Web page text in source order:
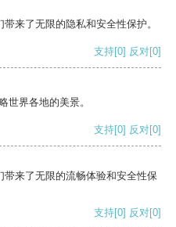
来了无限的隐私和安全性保护。
支持[0] 反对[0]
世界各地的美景。
支持[0] 反对[0]
来了无限的流畅体验和安全性保
支持[0] 反对[0]